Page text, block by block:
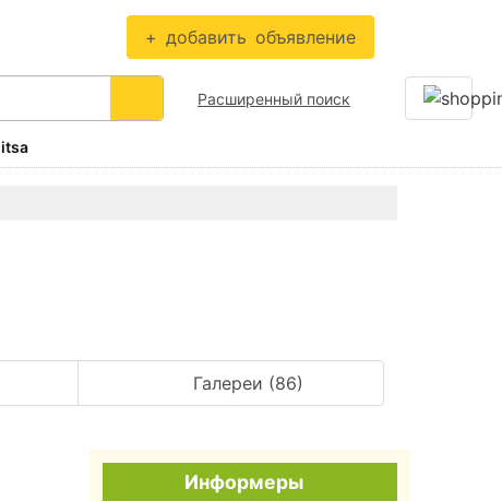
+ добавить объявление
Расширенный поиск
Галереи (86)
Информеры